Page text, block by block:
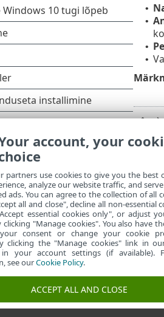
•
•
•
•
i teabebaas ESET-i foorum
spol. s r.o. – kõik õigused on kaitstud.
account, your
partners use cookies to give you the best
analyze our website traffic, and
ads. You can agree to the collection of all
all and close", decline all non-essential
essential cookies only", or adjust
"Manage cookies". You also have
consent or change your cookie
clicking the "Manage cookies" link in
your account settings (if available).
see ourCookie Policy.
ACCEPT ALL AND CLOSE